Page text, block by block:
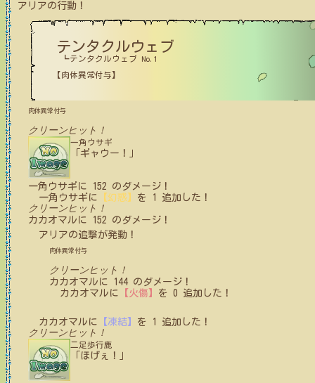
アリアの行動！
テンタクルウェブ
┗テンタクルウェブ No.1
【肉体異常付与】
肉体異常付与
クリーンヒット！
一角ウサギ
「ギャウー！」
一角ウサギ に 152 のダメージ！
一角ウサギ に 【幻惑】 を 1 追加した！
クリーンヒット！
カカオマル に 152 のダメージ！
アリアの追撃が発動！
肉体異常付与
クリーンヒット！
カカオマル に 144のダメージ！
カカオマル に 【火傷】 を 0 追加した！
カカオマル に 【凍結】 を 1 追加した！
クリーンヒット！
二足歩行鹿
「ほげぇ！」